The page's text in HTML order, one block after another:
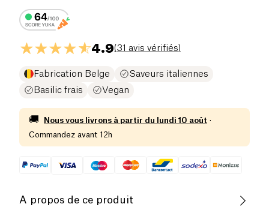
4.9(31 avis vérifiés)
Fabrication Belge
Saveurs italiennes
Basilic frais
Vegan
🚚 Nous vous livrons à partir du lundi 10 août ·
Commandez avant 12h
A propos de ce produit